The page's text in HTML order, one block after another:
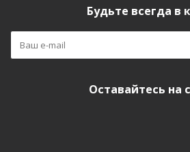
Будьте всегда в
Оставайтесь на